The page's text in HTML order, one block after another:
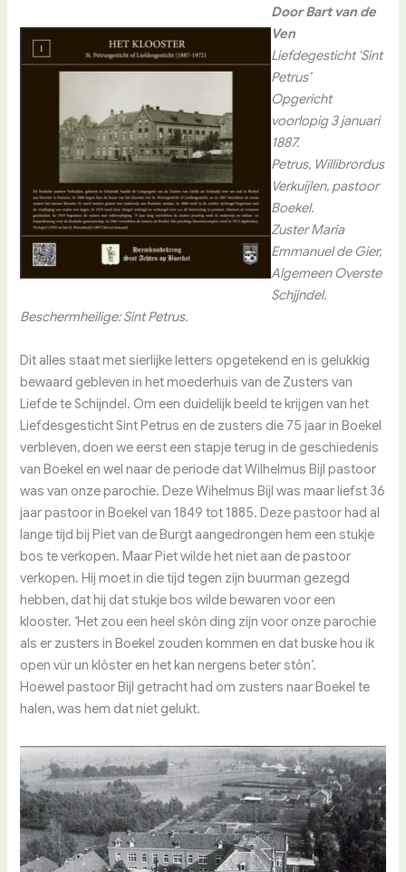
Door Bart van de
Ven
Liefdegesticht ‘Sint
Petrus’
Opgericht
voorlopig 3 januari
1887.
Petrus, Willibrordus
Verkuijlen, pastoor
Boekel.
Zuster Maria
Emmanuel de Gier,
Algemeen Overste
Schjjndel.
Beschermheilige: Sint Petrus.
Dit alles staat met sierlijke letters opgetekend en is gelukkig
bewaard gebleven in het moederhuis van de Zusters van
Liefde te Schijndel. Om een duidelijk beeld te krijgen van het
Liefdesgesticht Sint Petrus en de zusters die 75 jaar in Boekel
verbleven, doen we eerst een stapje terug in de geschiedenis
van Boekel en wel naar de periode dat Wilhelmus Bijl pastoor
was van onze parochie. Deze Wihelmus Bijl was maar liefst 36
jaar pastoor in Boekel van 1849 tot 1885. Deze pastoor had al
lange tijd bij Piet van de Burgt aangedrongen hem een stukje
bos te verkopen. Maar Piet wilde het niet aan de pastoor
verkopen. Hij moet in die tijd tegen zijn buurman gezegd
hebben, dat hij dat stukje bos wilde bewaren voor een
klooster. ‘Het zou een heel skôn ding zijn voor onze parochie
als er zusters in Boekel zouden kommen en dat buske hou ik
open vür un klôster en het kan nergens beter stôn’.
Hoewel pastoor Bijl getracht had om zusters naar Boekel te
halen, was hem dat niet gelukt.